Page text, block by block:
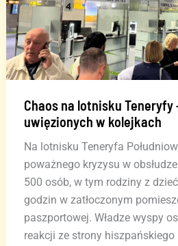
Chaos na lotnisku
uwięzionych w kolejkach
Na lotnisku Teneryfa
poważnego kryzysu w
500 osób, w tym rodziny z
godzin w zatłoczonym
paszportowej. Władze wyspy
reakcji ze strony